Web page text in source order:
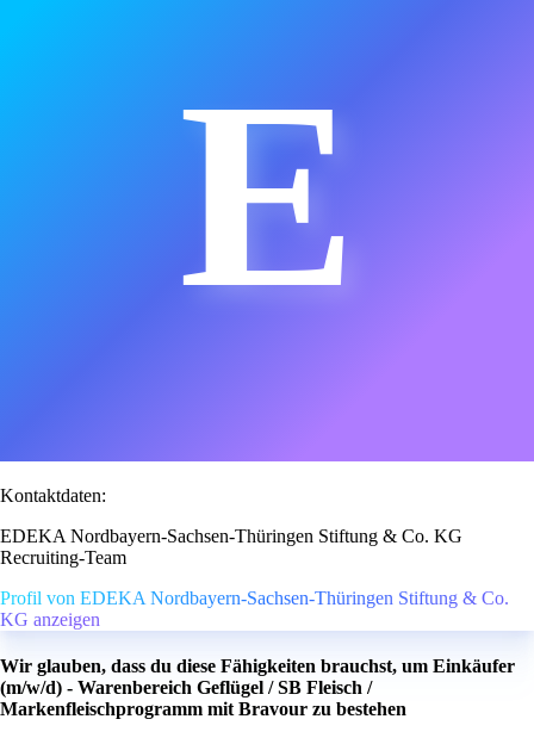
E
Kontaktdaten:
EDEKA Nordbayern-Sachsen-Thüringen Stiftung & Co. KG
Recruiting-Team
Profil von EDEKA Nordbayern-Sachsen-Thüringen Stiftung & Co.
KG anzeigen
Wir glauben, dass du diese Fähigkeiten brauchst, um Einkäufer
(m/w/d) - Warenbereich Geflügel / SB Fleisch /
Markenfleischprogramm mit Bravour zu bestehen